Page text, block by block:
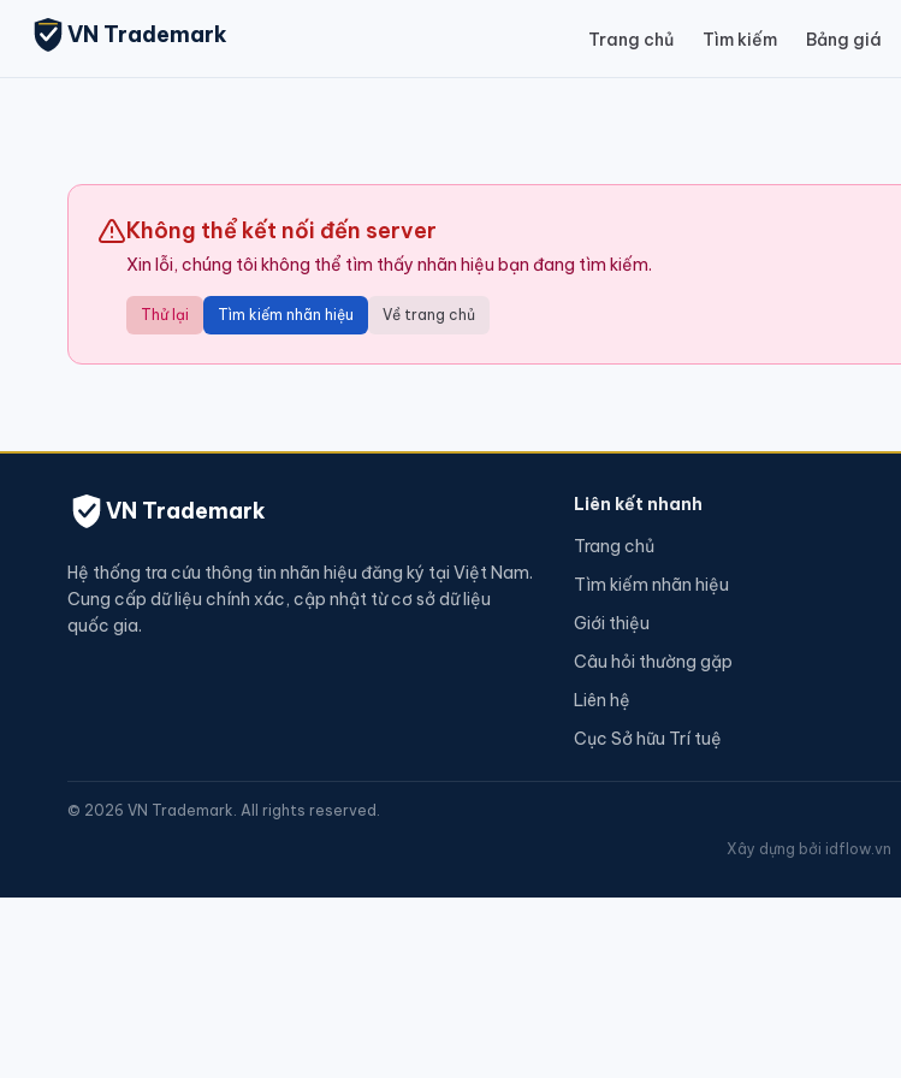
VN Trademark Trang chủ Tìm kiếm Bảng giá
Không thể kết nối đến server
Xin lỗi, chúng tôi không thể tìm thấy nhãn hiệu bạn đang tìm kiếm.
Thử lại Tìm kiếm nhãn hiệu Về trang chủ
VN Trademark
Hệ thống tra cứu thông tin nhãn hiệu đăng ký tại Việt Nam.
Cung cấp dữ liệu chính xác, cập nhật từ cơ sở dữ liệu
quốc gia.
Liên kết nhanh
Trang chủ
Tìm kiếm nhãn hiệu
Giới thiệu
Câu hỏi thường gặp
Liên hệ
Cục Sở hữu Trí tuệ
© 2026 VN Trademark. All rights reserved.
Xây dựng bởi idflow.vn